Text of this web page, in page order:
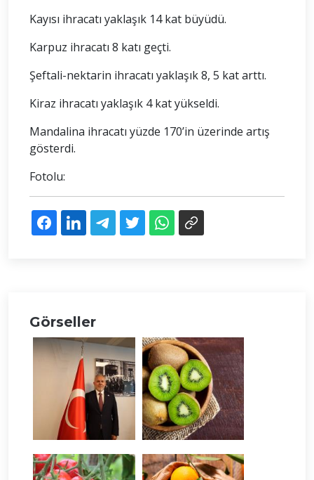
Kayısı ihracatı yaklaşık 14 kat büyüdü.
Karpuz ihracatı 8 katı geçti.
Şeftali-nektarin ihracatı yaklaşık 8, 5 kat arttı.
Kiraz ihracatı yaklaşık 4 kat yükseldi.
Mandalina ihracatı yüzde 170’in üzerinde artış
gösterdi.
Fotolu:
Görseller